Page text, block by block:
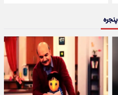
پنجره